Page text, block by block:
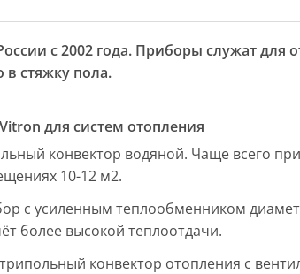
с 2002 года. Приборы служат
в стяжку пола.
для систем отопления
конвектор водяной. Чаще всего
10-12 м2.
с усиленным теплообменником
более высокой теплоотдачи.
конвектор отопления с